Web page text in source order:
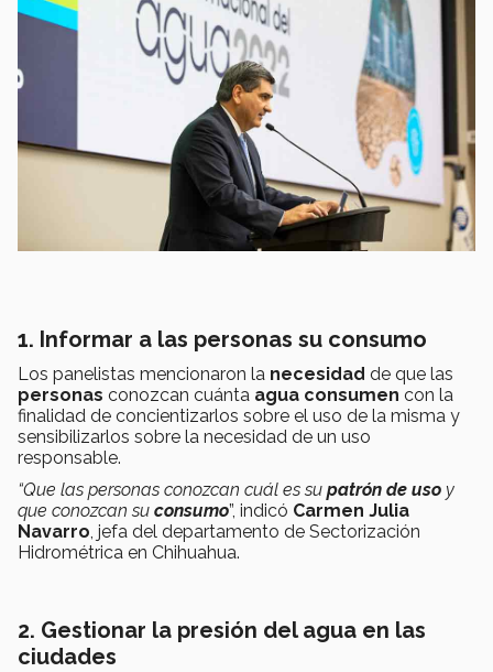
1. Informar a las personas su consumo
Los panelistas mencionaron la necesidad de que las
personas conozcan cuánta agua consumen con la
finalidad de concientizarlos sobre el uso de la misma y
sensibilizarlos sobre la necesidad de un uso
responsable.
“Que las personas conozcan cuál es su patrón de uso y
que conozcan su consumo”, indicó Carmen Julia
Navarro, jefa del departamento de Sectorización
Hidrométrica en Chihuahua.
2. Gestionar la presión del agua en las
ciudades